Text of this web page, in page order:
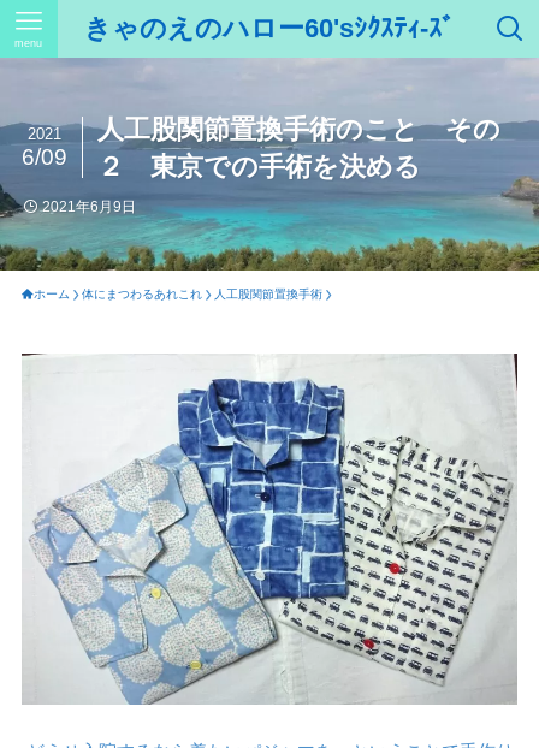
きゃのえのハロー60'sｼｸｽﾃｨ-ｽﾞ
menu
人工股関節置換手術のこと その
２ 東京での手術を決める
2021
6/09
2021年6月9日
ホーム 体にまつわるあれこれ 人工股関節置換手術